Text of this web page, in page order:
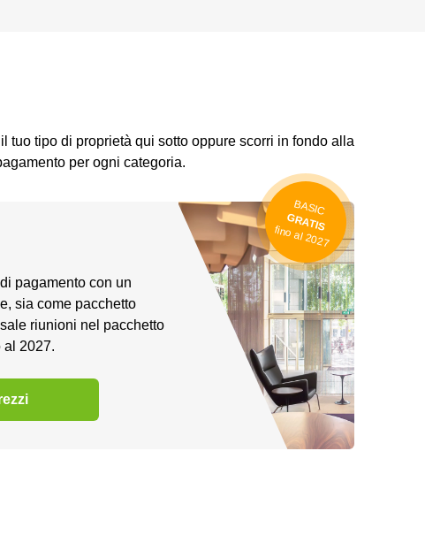
tipo di proprietà qui sotto oppure scorri in fondo alla
per ogni categoria.
BASIC
GRATIS
fino al 2027
pagamento con un
sia come pacchetto
riunioni nel pacchetto
al 2027.